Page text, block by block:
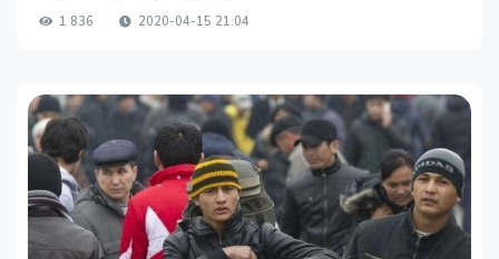
1 836 2020-04-15 21:04